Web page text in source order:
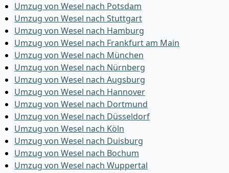
Umzug von Wesel nach Potsdam
Umzug von Wesel nach Stuttgart
Umzug von Wesel nach Hamburg
Umzug von Wesel nach Frankfurt am Main
Umzug von Wesel nach München
Umzug von Wesel nach Nürnberg
Umzug von Wesel nach Augsburg
Umzug von Wesel nach Hannover
Umzug von Wesel nach Dortmund
Umzug von Wesel nach Düsseldorf
Umzug von Wesel nach Köln
Umzug von Wesel nach Duisburg
Umzug von Wesel nach Bochum
Umzug von Wesel nach Wuppertal